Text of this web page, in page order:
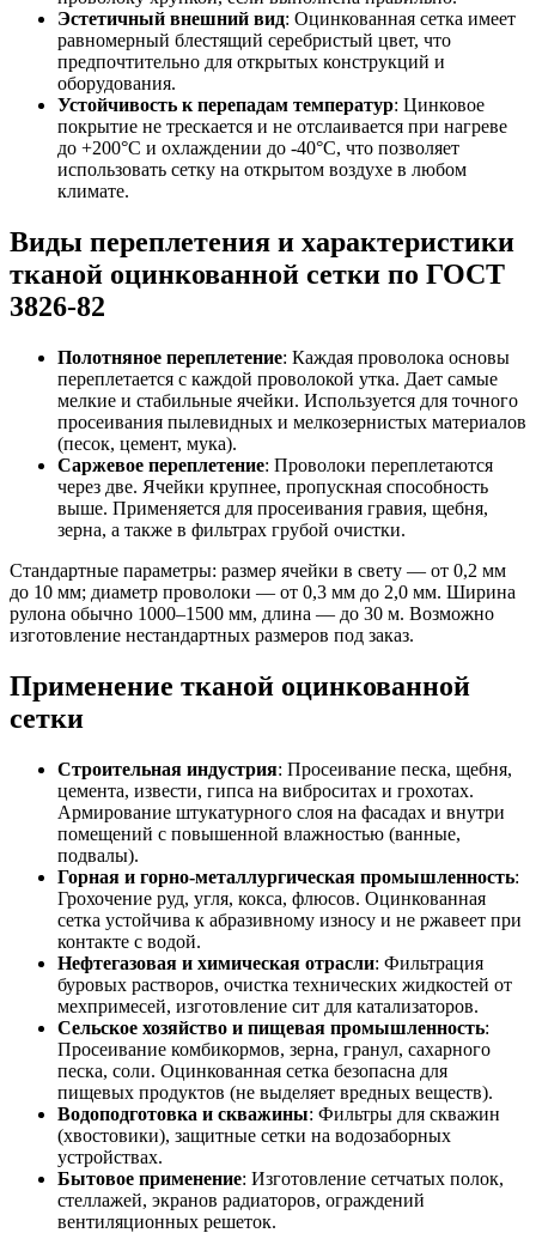
Эстетичный внешний вид: Оцинкованная сетка имеет
равномерный блестящий серебристый цвет, что
предпочтительно для открытых конструкций и
оборудования.
Устойчивость к перепадам температур: Цинковое
покрытие не трескается и не отслаивается при нагреве
до +200°C и охлаждении до -40°C, что позволяет
использовать сетку на открытом воздухе в любом
климате.
Виды переплетения и характеристики
тканой оцинкованной сетки по ГОСТ
3826-82
Полотняное переплетение: Каждая проволока основы
переплетается с каждой проволокой утка. Дает самые
мелкие и стабильные ячейки. Используется для точного
просеивания пылевидных и мелкозернистых материалов
(песок, цемент, мука).
Саржевое переплетение: Проволоки переплетаются
через две. Ячейки крупнее, пропускная способность
выше. Применяется для просеивания гравия, щебня,
зерна, а также в фильтрах грубой очистки.
Стандартные параметры: размер ячейки в свету — от 0,2 мм
до 10 мм; диаметр проволоки — от 0,3 мм до 2,0 мм. Ширина
рулона обычно 1000–1500 мм, длина — до 30 м. Возможно
изготовление нестандартных размеров под заказ.
Применение тканой оцинкованной
сетки
Строительная индустрия: Просеивание песка, щебня,
цемента, извести, гипса на виброситах и грохотах.
Армирование штукатурного слоя на фасадах и внутри
помещений с повышенной влажностью (ванные,
подвалы).
Горная и горно-металлургическая промышленность:
Грохочение руд, угля, кокса, флюсов. Оцинкованная
сетка устойчива к абразивному износу и не ржавеет при
контакте с водой.
Нефтегазовая и химическая отрасли: Фильтрация
буровых растворов, очистка технических жидкостей от
мехпримесей, изготовление сит для катализаторов.
Сельское хозяйство и пищевая промышленность:
Просеивание комбикормов, зерна, гранул, сахарного
песка, соли. Оцинкованная сетка безопасна для
пищевых продуктов (не выделяет вредных веществ).
Водоподготовка и скважины: Фильтры для скважин
(хвостовики), защитные сетки на водозаборных
устройствах.
Бытовое применение: Изготовление сетчатых полок,
стеллажей, экранов радиаторов, ограждений
вентиляционных решеток.